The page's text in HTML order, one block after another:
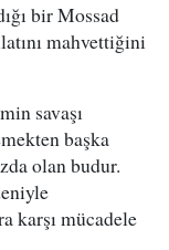
bir Mossad
mahvettiğini
savaşı
başka
olan budur.
karşı mücadele